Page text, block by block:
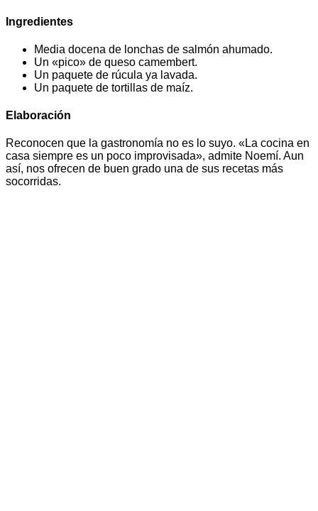
Ingredientes
Media docena de lonchas de salmón ahumado.
Un «pico» de queso camembert.
Un paquete de rúcula ya lavada.
Un paquete de tortillas de maíz.
Elaboración
Reconocen que la gastronomía no es lo suyo. «La cocina en
casa siempre es un poco improvisada», admite Noemí. Aun
así, nos ofrecen de buen grado una de sus recetas más
socorridas.